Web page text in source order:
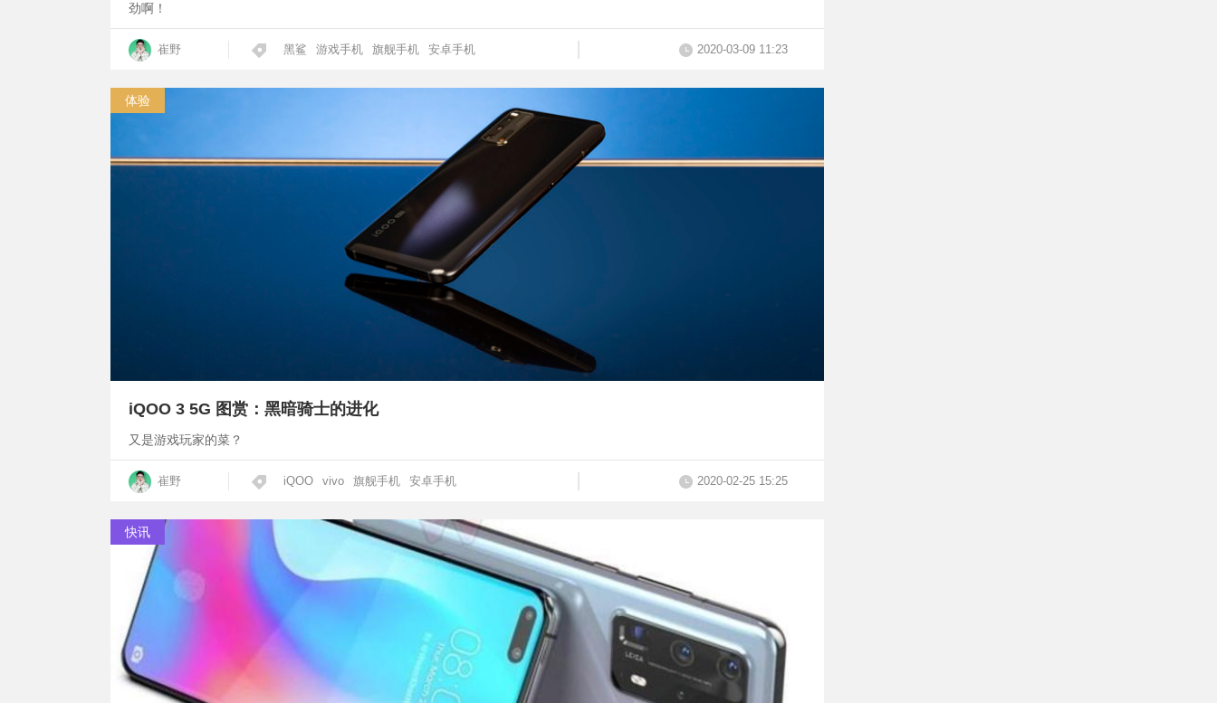
劲啊！
崔野 黑鲨 游戏手机 旗舰手机 安卓手机 2020-03-09 11:23
体验
iQOO 3 5G 图赏：黑暗骑士的进化
又是游戏玩家的菜？
崔野 iQOO vivo 旗舰手机 安卓手机 2020-02-25 15:25
快讯